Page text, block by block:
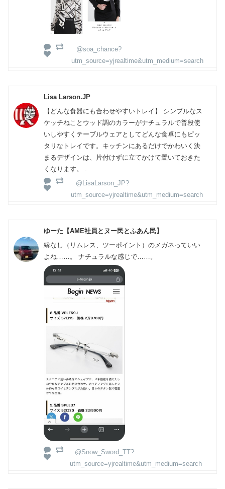
@soa_chance?
utm_source=yjrealtime&utm_medium=search
Lisa Larson.JP
【どんな食器にも合わせやすいトレイ】 シンプルなス
ケッチねことウッド調のカラーがナチュラルで普段使
いしやすくテーブルウェアとしてどんな食卓にもピッ
タリなトレイです。キッチンにあるだけでかわいく決
まるデザインは、片付けずに立てかけて置いておきた
くなります。 .
@LisaLarson_JP?
utm_source=yjrealtime&utm_medium=search
ゆーた【AME社員とヌー民とふあん民】
縁なし（リムレス、ツーポイント）のメガネっていい
よね……。 ナチュラルな感じで……。
@Snow_Sword_TT?
utm_source=yjrealtime&utm_medium=search